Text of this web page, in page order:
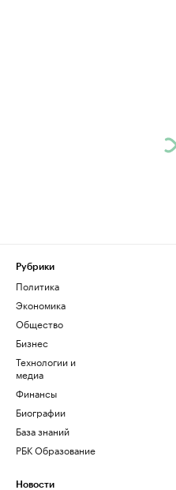
Рубрики
Политика
Экономика
Общество
Бизнес
Технологии и
медиа
Финансы
Биографии
База знаний
РБК Образование
Новости